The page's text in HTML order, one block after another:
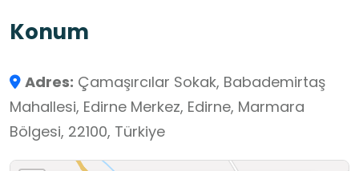
Sultan Mehmet’in hayatından kesitler ve
Müzede Fatih Sultan Mehmet’in çocukluk ve
şehzadelik yıllarından İstanbul’un fethine, bilim,
kültür ve sanat alanlarındaki öncülüğüne kadar
pek çok konu diorama, maket, minyatür ve
Konum
Adres: Çamaşırcılar Sokak, Babademirtaş
Mahallesi, Edirne Merkez, Edirne, Marmara
Bölgesi, 22100, Türkiye